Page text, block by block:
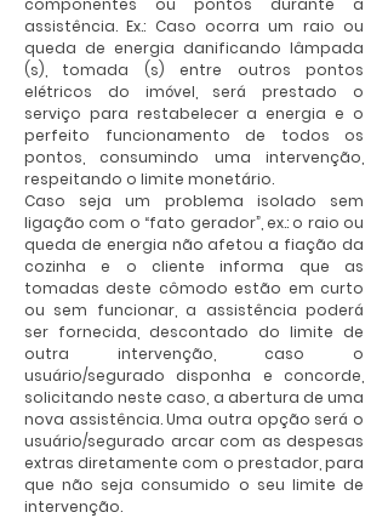
componentes ou pontos durante a
assistência. Ex.: Caso ocorra um raio ou
queda de energia danificando lâmpada
(s), tomada (s) entre outros pontos
elétricos do imóvel, será prestado o
serviço para restabelecer a energia e o
perfeito funcionamento de todos os
pontos, consumindo uma intervenção,
respeitando o limite monetário.
Caso seja um problema isolado sem
ligação com o “fato gerador”, ex.: o raio ou
queda de energia não afetou a fiação da
cozinha e o cliente informa que as
tomadas deste cômodo estão em curto
ou sem funcionar, a assistência poderá
ser fornecida, descontado do limite de
outra intervenção, caso o
usuário/segurado disponha e concorde,
solicitando neste caso, a abertura de uma
nova assistência. Uma outra opção será o
usuário/segurado arcar com as despesas
extras diretamente com o prestador, para
que não seja consumido o seu limite de
intervenção.